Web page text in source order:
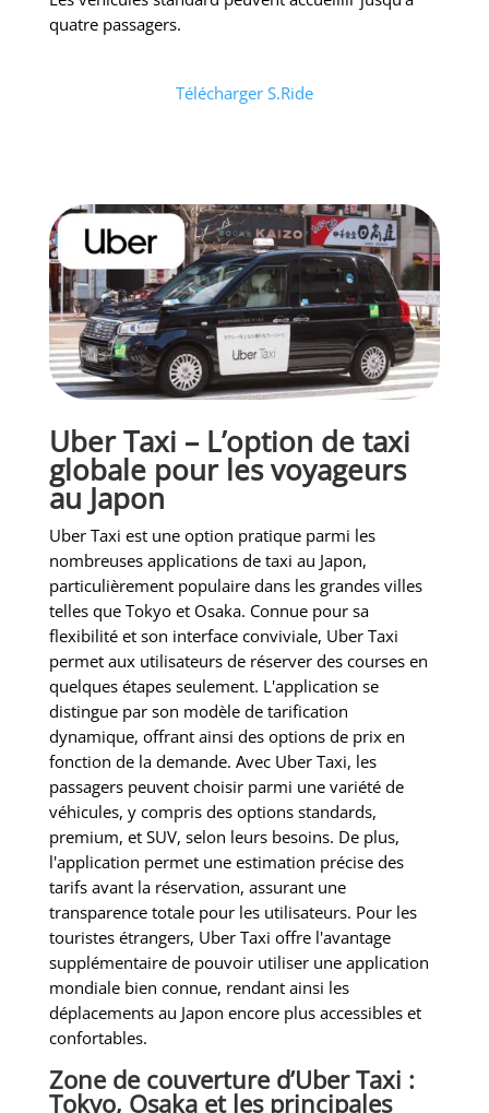
quatre passagers.
Télécharger S.Ride
Uber Taxi – L’option de taxi
globale pour les voyageurs
au Japon
Uber Taxi est une option pratique parmi les
nombreuses applications de taxi au Japon,
particulièrement populaire dans les grandes villes
telles que Tokyo et Osaka. Connue pour sa
flexibilité et son interface conviviale, Uber Taxi
permet aux utilisateurs de réserver des courses en
quelques étapes seulement. L'application se
distingue par son modèle de tarification
dynamique, offrant ainsi des options de prix en
fonction de la demande. Avec Uber Taxi, les
passagers peuvent choisir parmi une variété de
véhicules, y compris des options standards,
premium, et SUV, selon leurs besoins. De plus,
l'application permet une estimation précise des
tarifs avant la réservation, assurant une
transparence totale pour les utilisateurs. Pour les
touristes étrangers, Uber Taxi offre l'avantage
supplémentaire de pouvoir utiliser une application
mondiale bien connue, rendant ainsi les
déplacements au Japon encore plus accessibles et
confortables.
Zone de couverture d’Uber Taxi :
Tokyo, Osaka et les principales